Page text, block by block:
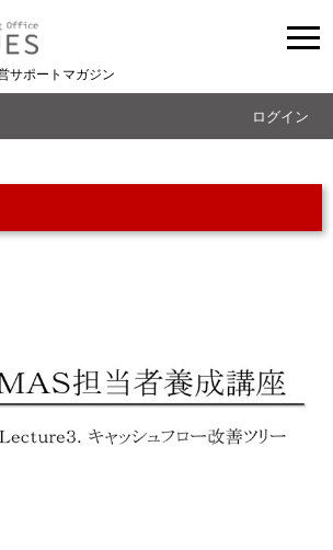
サポートマガジン
ログイン